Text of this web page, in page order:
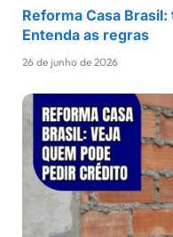
Reforma Casa
Entenda as regras
26 de junho de 2026